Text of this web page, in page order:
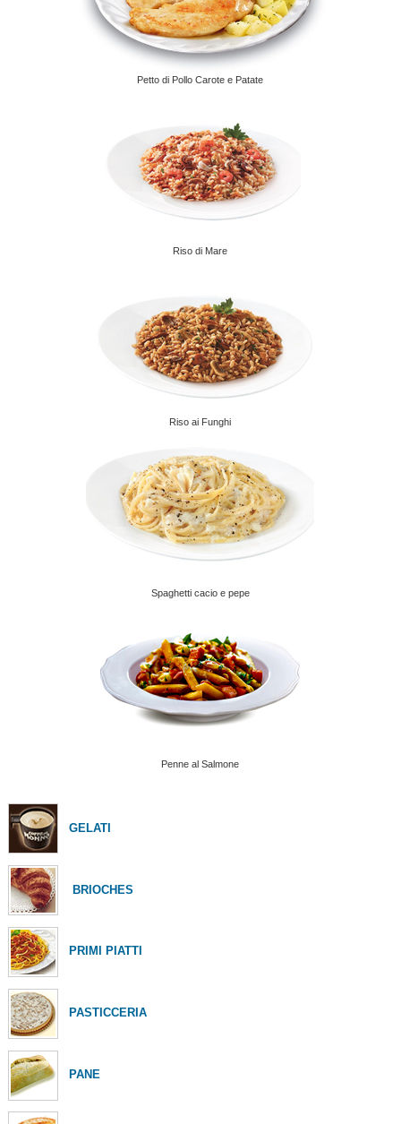
Petto di Pollo Carote e Patate
Riso di Mare
Riso ai Funghi
Spaghetti cacio e pepe
Penne al Salmone
GELATI
BRIOCHES
PRIMI PIATTI
PASTICCERIA
PANE